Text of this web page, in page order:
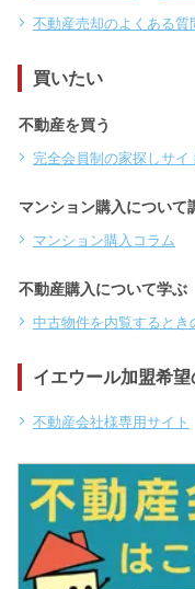
不動産売却のよくある質
買いたい
不動産を買う
完全会員制の家探しサイ
マンション購入について
マンション購入コラム
不動産購入について学ぶ
中古物件を内覧するとき
イエウール加盟希
不動産会社様専用サイト